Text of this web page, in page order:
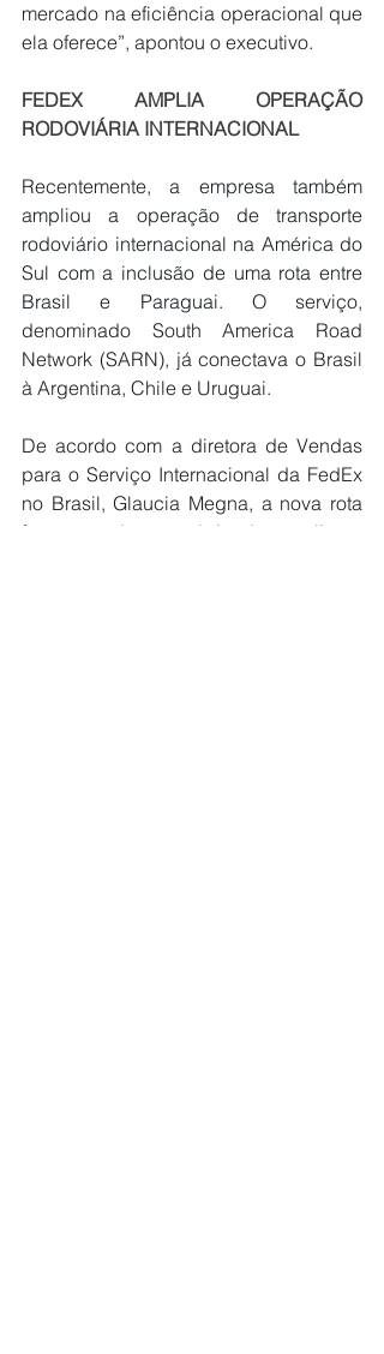
mercado na eficiência operacional que
ela oferece”, apontou o executivo.
FEDEX AMPLIA OPERAÇÃO
RODOVIÁRIA INTERNACIONAL
Recentemente, a empresa também
ampliou a operação de transporte
rodoviário internacional na América do
Sul com a inclusão de uma rota entre
Brasil e Paraguai. O serviço,
denominado South America Road
Network (SARN), já conectava o Brasil
à Argentina, Chile e Uruguai.
De acordo com a diretora de Vendas
para o Serviço Internacional da FedEx
no Brasil, Glaucia Megna, a nova rota
faz parte da estratégia de ampliar a